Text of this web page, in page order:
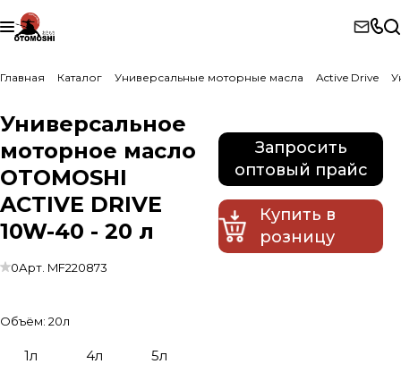
Главная Каталог Универсальные моторные масла Active Drive
Универсальное
моторное масло
OTOMOSHI
ACTIVE DRIVE
10W-40 - 20 л
0Арт. MF220873
Объём: 20л
1л 4л 5л
Запросить
оптовый прайс
Купить в
розницу